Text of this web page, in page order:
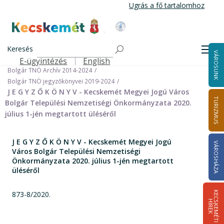
tartalomra
Ugrás a fő tartalomhoz
Kecskemét Város Honlapja
Keresés
Felső navigáció
E-ügyintézés English VÁROSUNK
TURIZMUS
VÁROSHÁZA
K
E
C
S
K
E
M
É
T
I
HÍ
R
E
K
Önkormányzat
Nemzetiségi Önkormányzatok
Bolgár Települési Nemzetiségi Önkormányzat
Bolgár TNÖ Archív 2014-2024
Bolgár TNÖ jegyzőkönyvei 2019-2024
J E G Y Z Ő K Ö N Y V - Kecskemét Megyei Jogú Város
Bolgár Települési Nemzetiségi Önkormányzata 2020.
július 1-jén megtartott üléséről
J E G Y Z Ő K Ö N Y V - Kecskemét Megyei Jogú
Város Bolgár Települési Nemzetiségi
Önkormányzata 2020. július 1-jén megtartott
üléséről
873-8/2020.